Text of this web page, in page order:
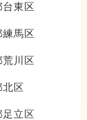
台東区
練馬区
荒川区
北区
足立区